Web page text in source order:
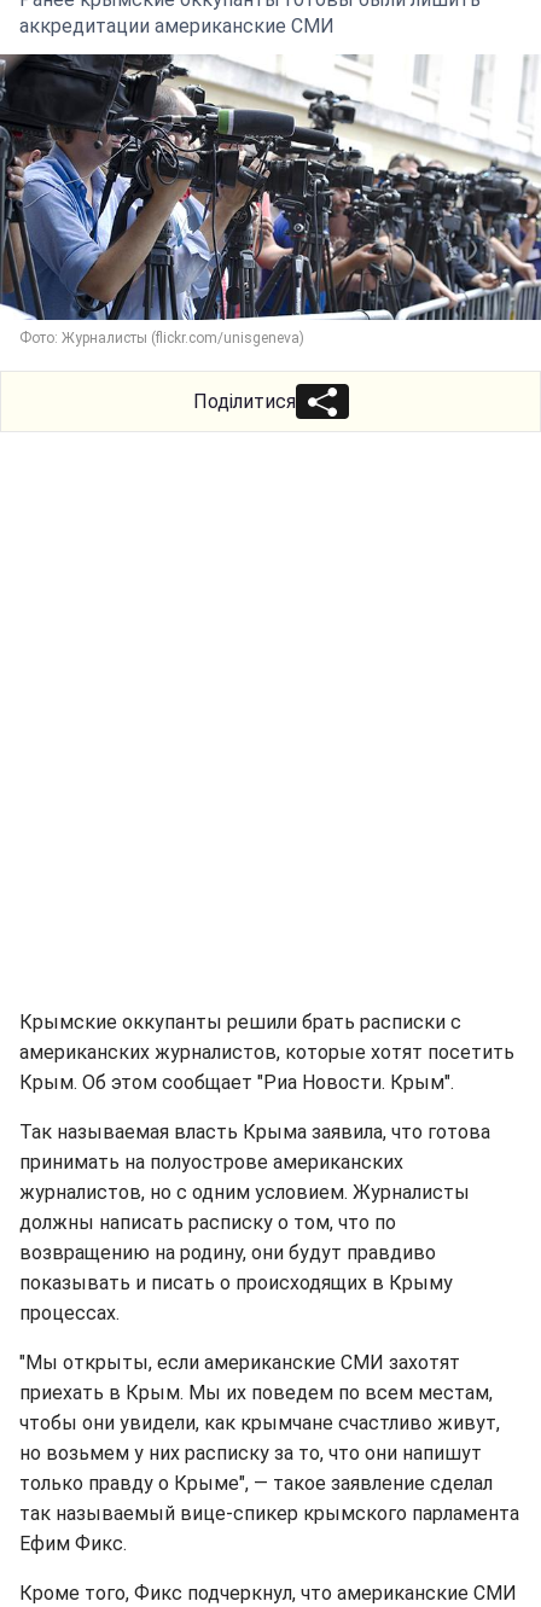
аккредитации американские СМИ
Фото: Журналисты (flickr.com/unisgeneva)
Поділитися
Крымские оккупанты решили брать расписки с
американских журналистов, которые хотят посетить
Крым. Об этом сообщает "Риа Новости. Крым".
Так называемая власть Крыма заявила, что готова
принимать на полуострове американских
журналистов, но с одним условием. Журналисты
должны написать расписку о том, что по
возвращению на родину, они будут правдиво
показывать и писать о происходящих в Крыму
процессах.
"Мы открыты, если американские СМИ захотят
приехать в Крым. Мы их поведем по всем местам,
чтобы они увидели, как крымчане счастливо живут,
но возьмем у них расписку за то, что они напишут
только правду о Крыме", — такое заявление сделал
так называемый вице-спикер крымского парламента
Ефим Фикс.
Кроме того, Фикс подчеркнул, что американские СМИ